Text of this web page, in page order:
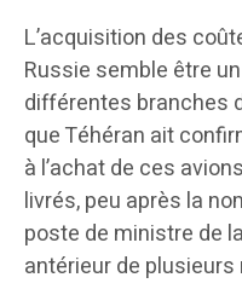
L’acquisition des
Russie semble être
différentes branches
que Téhéran ait
à l’achat de ces
livrés, peu après la
poste de ministre de
antérieur de